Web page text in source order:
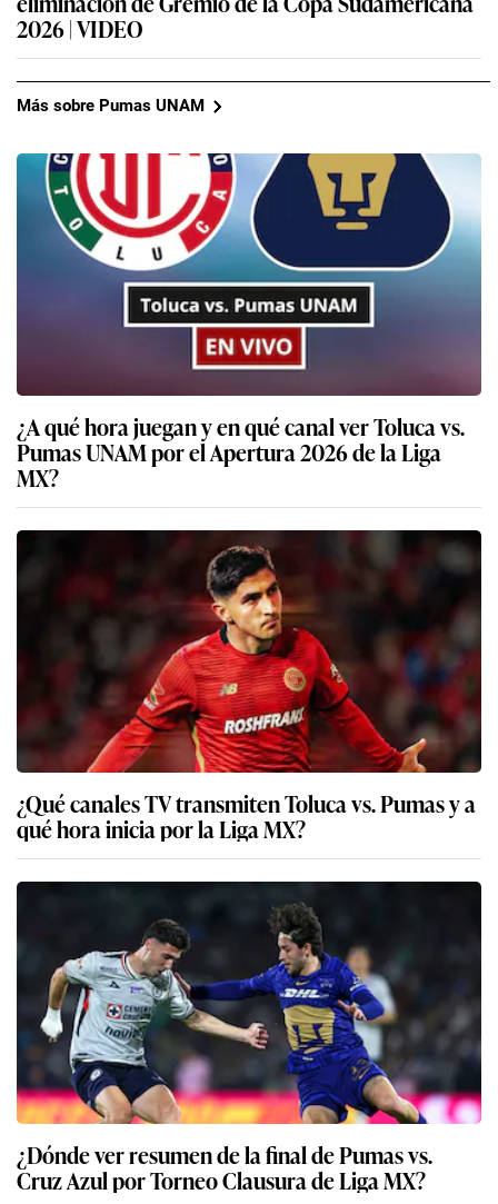
2026 | VIDEO
Más sobre Pumas UNAM
¿A qué hora juegan y en qué canal ver Toluca vs.
Pumas UNAM por el Apertura 2026 de la Liga
MX?
¿Qué canales TV transmiten Toluca vs. Pumas y a
qué hora inicia por la Liga MX?
¿Dónde ver resumen de la final de Pumas vs.
Cruz Azul por Torneo Clausura de Liga MX?